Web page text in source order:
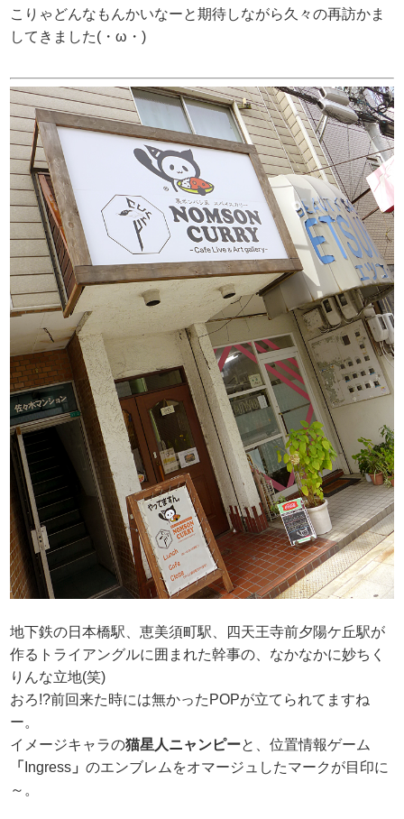
こりゃどんなもんかいなーと期待しながら久々の再訪かま
してきました(・ω・)
地下鉄の日本橋駅、恵美須町駅、四天王寺前夕陽ケ丘駅が
作るトライアングルに囲まれた幹事の、なかなかに妙ちく
りんな立地(笑)
おろ!?前回来た時には無かったPOPが立てられてますね
ー。
イメージキャラの猫星人ニャンピーと、位置情報ゲーム
「 Ingress 」のエンブレムをオマージュしたマークが目印に
～。